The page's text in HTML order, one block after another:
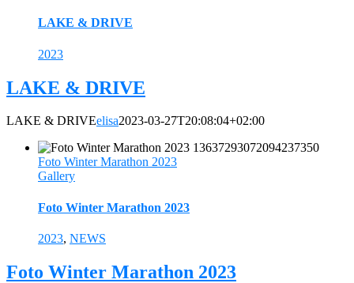
LAKE & DRIVE
2023
LAKE & DRIVE
LAKE & DRIVEelisa2023-03-27T20:08:04+02:00
Foto Winter Marathon 2023
Gallery
Foto Winter Marathon 2023
2023, NEWS
Foto Winter Marathon 2023